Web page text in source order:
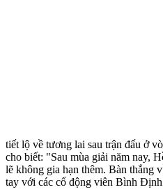
tiết lộ về tương lai sau trận đấu ở
cho biết: "Sau mùa giải năm nay,
lẽ không gia hạn thêm. Bàn thắng
tay với các cổ động viên Bình